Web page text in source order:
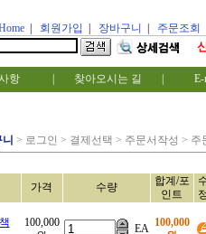
회원가입 장바구니 주문조회
항 찾아오시는 길
> 로그인 > 결제선택 > 주문서작성 > 주
가격 수량
합계/포
인트
100,000
EA 100,000